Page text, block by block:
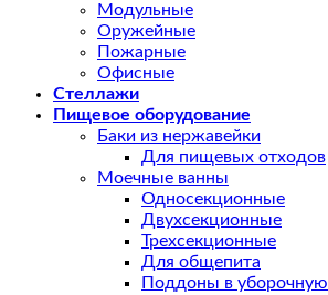
Модульные
Оружейные
Пожарные
Офисные
Стеллажи
Пищевое оборудование
Баки из нержавейки
Для пищевых отходов
Моечные ванны
Односекционные
Двухсекционные
Трехсекционные
Для общепита
Поддоны в уборочную